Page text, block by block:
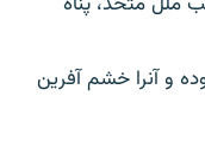
و آنرا خشم آفرین